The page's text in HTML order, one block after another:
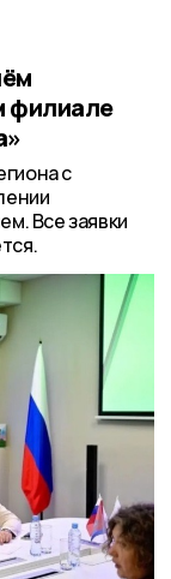
филиале
с
Все заявки